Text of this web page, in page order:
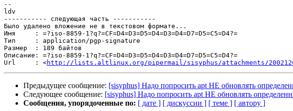
--
ldv
----------- следующая часть -----------
Было удалено вложение не в текстовом формате...
Имя     : =?iso-8859-1?q?=CF=D4=D3=D5=D4=D3=D4=D7=D5=C5=D4?=
Тип     : application/pgp-signature
Размер  : 189 байтов
Описание: =?iso-8859-1?q?=CF=D4=D3=D5=D4=D3=D4=D7=D5=C5=D4?=
Url     : <http://lists.altlinux.org/pipermail/sisyphus/attachments/
Предыдущее сообщение: [sisyphus] Надо попросить apt НЕ обновлять
Следующее сообщение: [sisyphus] Надо попросить apt НЕ обновлять
Сообщения, упорядоченные по: [ дате ] [ дискуссии ] [ теме ] [ автору ]